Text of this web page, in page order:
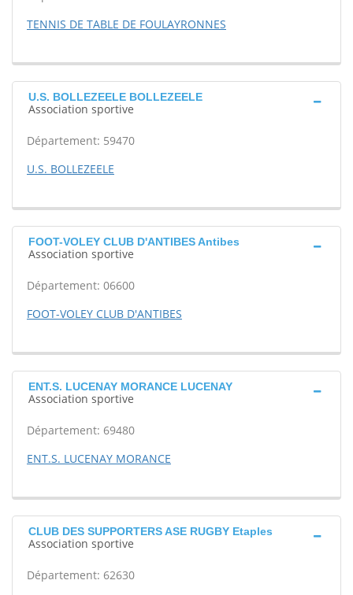
TENNIS DE TABLE DE FOULAYRONNES
U.S. BOLLEZEELE BOLLEZEELE
Association sportive
Département: 59470
U.S. BOLLEZEELE
FOOT-VOLEY CLUB D'ANTIBES Antibes
Association sportive
Département: 06600
FOOT-VOLEY CLUB D'ANTIBES
ENT.S. LUCENAY MORANCE LUCENAY
Association sportive
Département: 69480
ENT.S. LUCENAY MORANCE
CLUB DES SUPPORTERS ASE RUGBY Etaples
Association sportive
Département: 62630